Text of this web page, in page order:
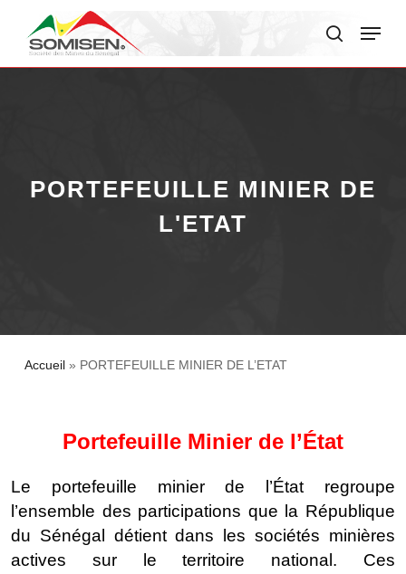
Menu
PORTEFEUILLE MINIER DE
L'ETAT
Accueil» PORTEFEUILLE MINIER DE L’ETAT
Portefeuille Minier de l’État
Le portefeuille minier de l’État regroupe
l’ensemble des participations que la République
du Sénégal détient dans les sociétés minières
actives sur le territoire national. Ces